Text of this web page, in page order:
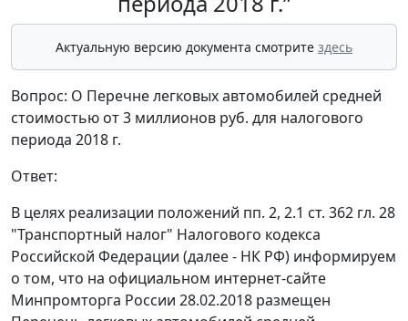
Актуальную версию документа смотрите здесь
Вопрос: О Перечне легковых автомобилей средней
стоимостью от 3 миллионов руб. для налогового
периода 2018 г.
Ответ:
В целях реализации положений пп. 2, 2.1 ст. 362 гл. 28
"Транспортный налог" Налогового кодекса
Российской Федерации (далее - НК РФ) информируем
о том, что на официальном интернет-сайте
Минпромторга России 28.02.2018 размещен